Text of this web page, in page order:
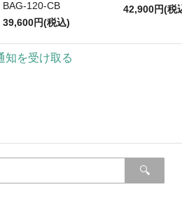
BAG-120-CB
39,600円(税込)
42,900円(税